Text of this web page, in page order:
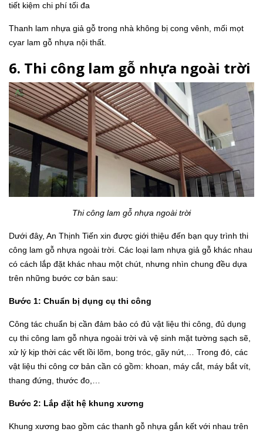
tiết kiệm chi phí tối đa
Thanh lam nhựa giả gỗ trong nhà không bị cong vênh, mối mọt
cyar lam gỗ nhựa nội thất.
6. Thi công lam gỗ nhựa ngoài trời
Thi công lam gỗ nhựa ngoài trời
Dưới đây, An Thịnh Tiến xin được giới thiệu đến bạn quy trình thi
công lam gỗ nhựa ngoài trời. Các loại lam nhựa giả gỗ khác nhau
có cách lắp đặt khác nhau một chút, nhưng nhìn chung đều dựa
trên những bước cơ bản sau:
Bước 1: Chuẩn bị dụng cụ thi công
Công tác chuẩn bị cần đảm bảo có đủ vật liệu thi công, đủ dụng
cụ thi công lam gỗ nhựa ngoài trời và vệ sinh mặt tường sạch sẽ,
xử lý kịp thời các vết lồi lõm, bong tróc, gãy nứt,… Trong đó, các
vật liệu thi công cơ bản cần có gồm: khoan, máy cắt, máy bắt vít,
thang đứng, thước đo,…
Bước 2: Lắp đặt hệ khung xương
Khung xương bao gồm các thanh gỗ nhựa gắn kết với nhau trên